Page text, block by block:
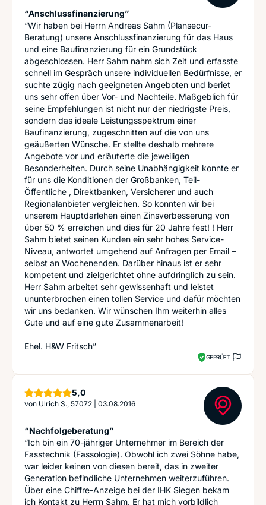
“Anschlussfinanzierung”
“Wir haben bei Herrn Andreas Sahm (Plansecur-
Beratung) unsere Anschlussfinanzierung für das Haus
und eine Baufinanzierung für ein Grundstück
abgeschlossen. Herr Sahm nahm sich Zeit und erfasste
schnell im Gespräch unsere individuellen Bedürfnisse, er
suchte zügig nach geeigneten Angeboten und beriet
uns sehr offen über Vor- und Nachteile. Maßgeblich für
seine Empfehlungen ist nicht nur der niedrigste Preis,
sondern das ideale Leistungsspektrum einer
Baufinanzierung, zugeschnitten auf die von uns
geäußerten Wünsche. Er stellte deshalb mehrere
Angebote vor und erläuterte die jeweiligen
Besonderheiten. Durch seine Unabhängigkeit konnte er
für uns die Konditionen der Großbanken, Teil-
Öffentliche , Direktbanken, Versicherer und auch
Regionalanbieter vergleichen. So konnten wir bei
unserem Hauptdarlehen einen Zinsverbesserung von
über 50 % erreichen und dies für 20 Jahre fest! ! Herr
Sahm bietet seinen Kunden ein sehr hohes Service-
Niveau, antwortet umgehend auf Anfragen per Email –
selbst an Wochenenden. Darüber hinaus ist er sehr
kompetent und zielgerichtet ohne aufdringlich zu sein.
Herr Sahm arbeitet sehr gewissenhaft und leistet
ununterbrochen einen tollen Service und dafür möchten
wir uns bedanken. Wir wünschen Ihm weiterhin alles
Gute und auf eine gute Zusammenarbeit!
Ehel. H&W Fritsch”
GEPRÜFT
5,0Sterne
von Ulrich S., 57072 03.08.2016
“Nachfolgeberatung”
“Ich bin ein 70-jähriger Unternehmer im Bereich der
Fasstechnik (Fassologie). Obwohl ich zwei Söhne habe,
war leider keinen von diesen bereit, das in zweiter
Generation befindliche Unternehmen weiterzuführen.
Über eine Chiffre-Anzeige bei der IHK Siegen bekam
ich Kontakt zu Herrn Sahm. Er hat mich vorbildlich